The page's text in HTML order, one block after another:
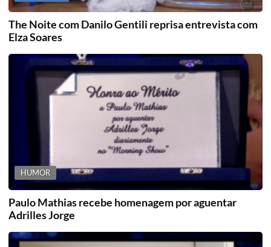
The Noite com Danilo Gentili reprisa entrevista com
Elza Soares
HUMOR
Paulo Mathias recebe homenagem por aguentar
Adrilles Jorge